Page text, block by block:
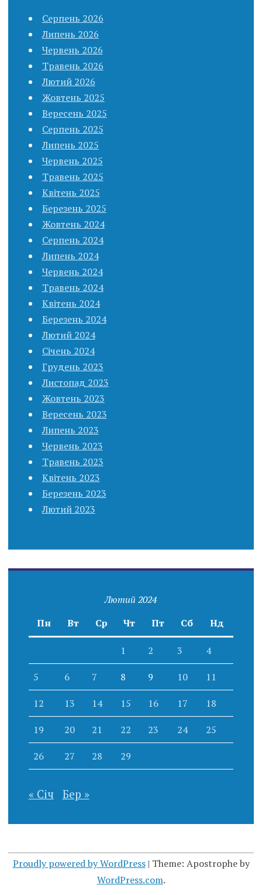
Серпень 2026
Липень 2026
Червень 2026
Травень 2026
Лютий 2026
Жовтень 2025
Вересень 2025
Серпень 2025
Липень 2025
Червень 2025
Травень 2025
Квітень 2025
Березень 2025
Жовтень 2024
Серпень 2024
Липень 2024
Червень 2024
Травень 2024
Квітень 2024
Березень 2024
Лютий 2024
Січень 2024
Грудень 2023
Листопад 2023
Жовтень 2023
Вересень 2023
Липень 2023
Червень 2023
Травень 2023
Квітень 2023
Березень 2023
Лютий 2023
Лютий 2024
Пн
Вт Ср Чт Пт Сб Нд
1 2 3 4
5 6 7 8 9 10 11
12 13 14 15 16 17 18
19 20 21 22 23 24 25
26 27 28 29
« Січ Бер »
Proudly powered by WordPress | Theme: Apostrophe by
WordPress.com.